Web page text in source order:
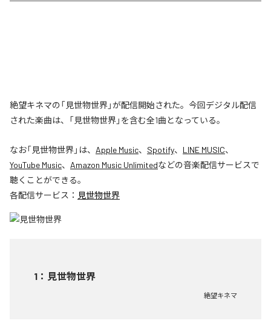
絶望キネマの「見世物世界」が配信開始された。今回デジタル配信
された楽曲は、「見世物世界」を含む全1曲となっている。
なお「見世物世界」は、 Apple Music、 Spotify、 LINE MUSIC、
YouTube Music、 Amazon Music Unlimitedなどの音楽配信サービスで
聴くことができる。
各配信サービス： 見世物世界
1 ： 見世物世界
絶望キネマ